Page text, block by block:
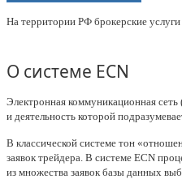
На территории РФ брокерские
О системе ECN
Электронная коммуникационная
и деятельность которой
В классической системе тон
заявок трейдера. В системе ECN
из множества заявок базы данных